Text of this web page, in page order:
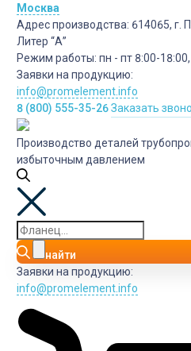
Москва
Адрес производства: 614065, г.
Литер “А”
Режим работы: пн - пт 8:00-
Заявки на продукцию:
info@promelement.info
8 (800) 555-35-26Заказать
Производство деталей
избыточным давлением
найти
Заявки на продукцию:
info@promelement.info